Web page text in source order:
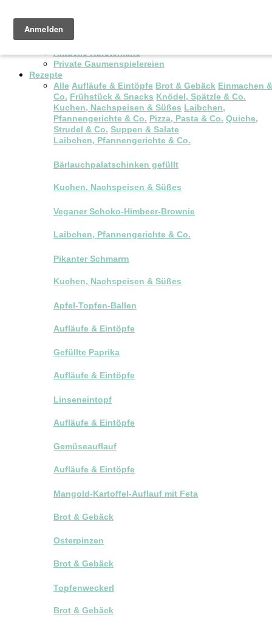
Pop-up Brunch
Kochkurse & Workshops
Aktuelle Kurstermine
Private Gaumenspielereien
Rezepte
Alle Aufläufe & Eintöpfe Brot & Gebäck Einmachen &
Co. Frühstück & Snacks Knödel, Spätzle & Co.
Kuchen, Nachspeisen & Süßes Laibchen,
Pfannengerichte & Co. Pizza, Pasta & Co. Quiche,
Strudel & Co. Suppen & Salate
Laibchen, Pfannengerichte & Co.
Bärlauchpalatschinken gefüllt
Kuchen, Nachspeisen & Süßes
Veganer Schoko-Himbeer-Brownie
Laibchen, Pfannengerichte & Co.
Pikanter Schmarrn
Kuchen, Nachspeisen & Süßes
Apfel-Topfen-Ballen
Aufläufe & Eintöpfe
Gefüllte Paprika
Aufläufe & Eintöpfe
Linseneintopf
Aufläufe & Eintöpfe
Gemüseauflauf
Aufläufe & Eintöpfe
Mangold-Kartoffel-Auflauf mit Feta
Brot & Gebäck
Osterpinzen
Brot & Gebäck
Topfenweckerl
Brot & Gebäck